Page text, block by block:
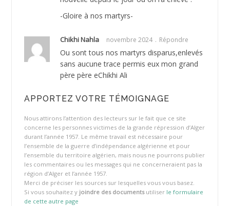
-Gloire à nos martyrs-
Chikhi Nahla novembre 2024 Répondre
Ou sont tous nos martyrs disparus,enlevés
sans aucune trace permis eux mon grand
père père eChikhi Ali
APPORTEZ VOTRE TÉMOIGNAGE
Nous attirons l’attention des lecteurs sur le fait que ce site
concerne les personnes victimes de la grande répression d’Alger
durant l’année 1957. Le même travail est nécessaire pour
l’ensemble de la guerre d’indépendance algérienne et pour
l’ensemble du territoire algérien, mais nous ne pourrons publier
les commentaires ou les messages qui ne concerneraient pas la
région d’Alger et l’année 1957.
Merci de préciser les sources sur lesquelles vous vous basez.
Si vous souhaitez y joindre des documentsutiliser le formulaire
de cette autre page